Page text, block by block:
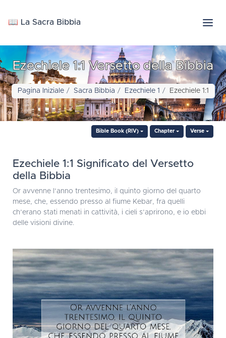
📖 La Sacra Bibbia
Ezechiele 1:1 Versetto della Bibbia
Pagina Iniziale Sacra Bibbia Ezechiele 1 Ezechiele 1:1
Bible Book (RIV) Chapter Verse
Ezechiele 1:1 Significato del Versetto
della Bibbia
Or avvenne l’anno trentesimo, il quinto giorno del quarto
mese, che, essendo presso al fiume Kebar, fra quelli
ch’erano stati menati in cattività, i cieli s’aprirono, e io ebbi
delle visioni divine.